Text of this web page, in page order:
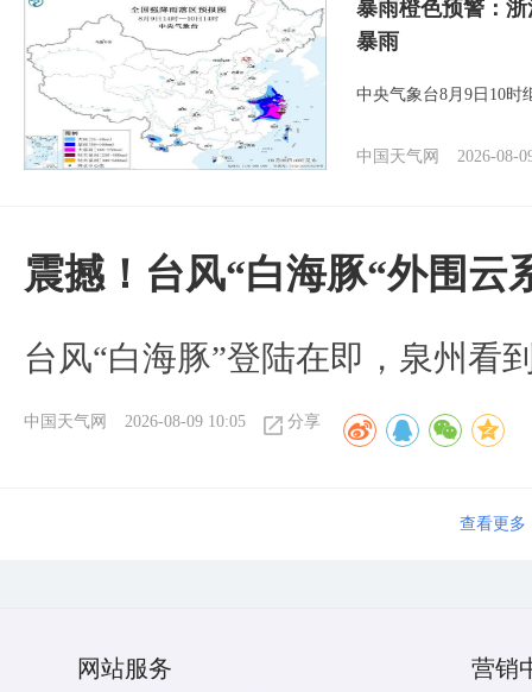
暴雨橙色预警：
暴雨
中央气象台8月9日10时
中国天气网 2026-08-
震撼！台风“白海豚“外围云
台风“白海豚”登陆在即，泉州看
中国天气网 2026-08-09 10:05 分享
查看更多
网站服务 营销